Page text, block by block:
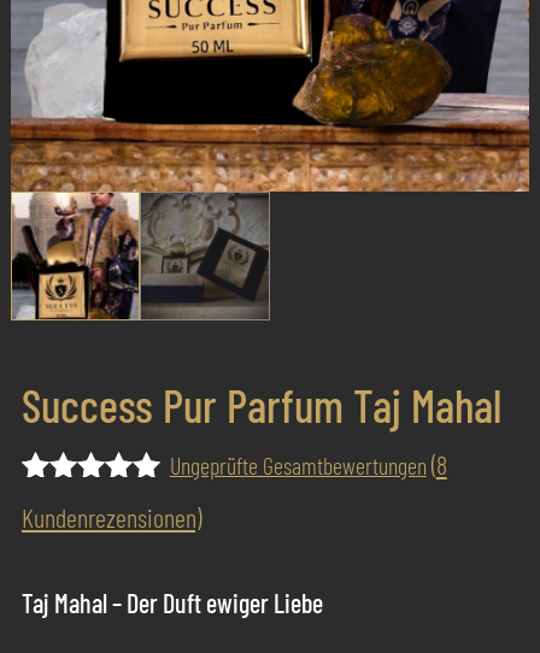
Success Pur Parfum Taj Mahal
Bewertet
mit4.88
auf
8
Ungeprüfte Gesamtbewertungen (8
Kundenrezensionen)
Taj Mahal – Der Duft ewiger Liebe